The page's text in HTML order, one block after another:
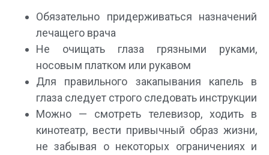
Обязательно придерживаться назначений
лечащего врача
Не очищать глаза грязными руками,
носовым платком или рукавом
Для правильного закапывания капель в
глаза следует строго следовать инструкции
Можно — смотреть телевизор, ходить в
кинотеатр, вести привычный образ жизни,
не забывая о некоторых ограничениях и